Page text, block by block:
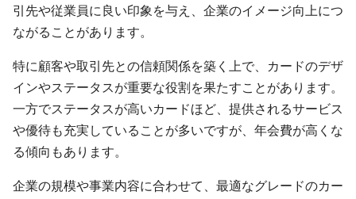
引先や従業員に良い印象を与え、企業のイメージ向上につ
ながることがあります。
特に顧客や取引先との信頼関係を築く上で、カードのデザ
インやステータスが重要な役割を果たすことがあります。
一方でステータスが高いカードほど、提供されるサービス
や優待も充実していることが多いですが、年会費が高くな
る傾向もあります。
企業の規模や事業内容に合わせて、最適なグレードのカー